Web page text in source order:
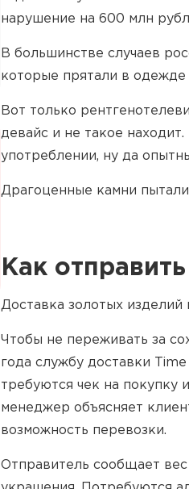
нарушение на 600 млн
В большинстве случаев
которые прятали в одежде
Вот только
девайс и не такое
употреблении, ну да
Драгоценные камни
Как
Доставка золотых изделий
Чтобы не переживать за
года службу доставки
требуются чек на
менеджер объясняет
возможность перевозки.
Отправитель сообщает